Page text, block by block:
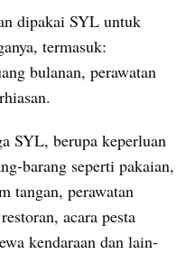
dipakai SYL untuk
termasuk:
bulanan, perawatan
SYL, berupa keperluan
barang seperti pakaian,
tangan, perawatan
acara pesta
kendaraan dan lain-